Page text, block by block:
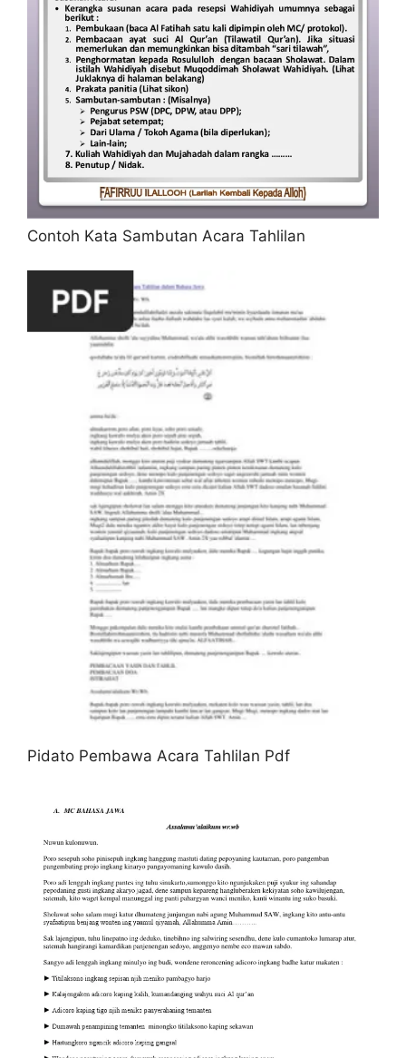
Contoh Kata Sambutan Acara Tahlilan
Pidato Pembawa Acara Tahlilan Pdf